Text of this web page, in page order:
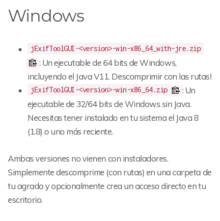
Windows
jExifToolGUI-<version>-win-x86_64_with-jre.zip
: Un ejecutable de 64 bits de Windows,
incluyendo el Java V11. Descomprimir con las rutas!
jExifToolGUI-<version>-win-x86_64.zip
: Un
ejecutable de 32/64 bits de Windows sin Java.
Necesitas tener instalado en tu sistema el Java 8
(1.8) o uno más reciente.
Ambas versiones no vienen con instaladores.
Simplemente descomprime (con rutas) en una carpeta de
tu agrado y opcionalmente crea un acceso directo en tu
escritorio.